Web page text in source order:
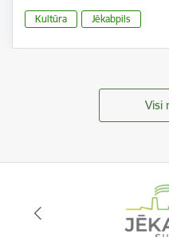
Kultūra Jēkabpils
Visi